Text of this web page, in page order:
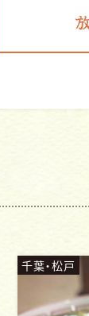
千葉・木更津